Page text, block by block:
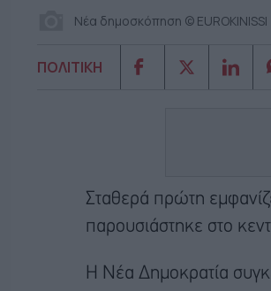
Νέα δημοσκόπηση © EUROKINISSI
ΠΟΛΙΤΙΚΗ
Σταθερά πρώτη
παρουσιάστηκε στο
Η Νέα Δημοκρατία